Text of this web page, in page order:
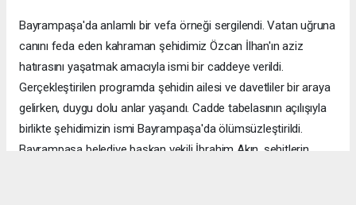
Bayrampaşa'da anlamlı bir vefa örneği sergilendi. Vatan uğruna
canını feda eden kahraman şehidimiz Özcan İlhan'ın aziz
hatırasını yaşatmak amacıyla ismi bir caddeye verildi.
Gerçekleştirilen programda şehidin ailesi ve davetliler bir araya
gelirken, duygu dolu anlar yaşandı. Cadde tabelasının açılışıyla
birlikte şehidimizin ismi Bayrampaşa'da ölümsüzleştirildi.
Bayrampaşa belediye başkan vekili İbrahim Akın, şehitlerin